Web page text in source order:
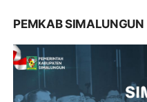
PEMKAB SIMALUNGUN